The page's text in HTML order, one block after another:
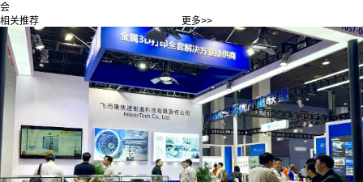
会
相关推荐
更多>>